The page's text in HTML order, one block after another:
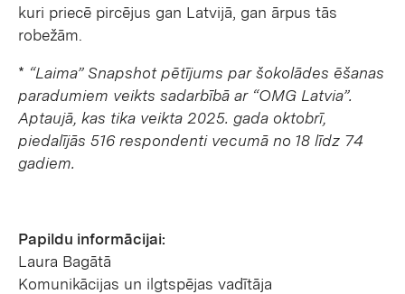
kuri priecē pircējus gan Latvijā, gan ārpus tās
robežām.
* “Laima” Snapshot pētījums par šokolādes ēšanas
paradumiem veikts sadarbībā ar “OMG Latvia”.
Aptaujā, kas tika veikta 2025. gada oktobrī,
piedalījās 516 respondenti vecumā no 18 līdz 74
gadiem.
Papildu informācijai:
Laura Bagātā
Komunikācijas un ilgtspējas vadītāja